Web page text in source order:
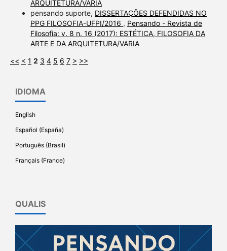
ARQUITETURA/VARIA
pensando suporte, DISSERTAÇÕES DEFENDIDAS NO
PPG FILOSOFIA-UFPI/2016 , Pensando - Revista de
Filosofia: v. 8 n. 16 (2017): ESTÉTICA, FILOSOFIA DA
ARTE E DA ARQUITETURA/VARIA
<< < 1 2 3 4 5 6 7 > >>
IDIOMA
English
Español (España)
Português (Brasil)
Français (France)
QUALIS